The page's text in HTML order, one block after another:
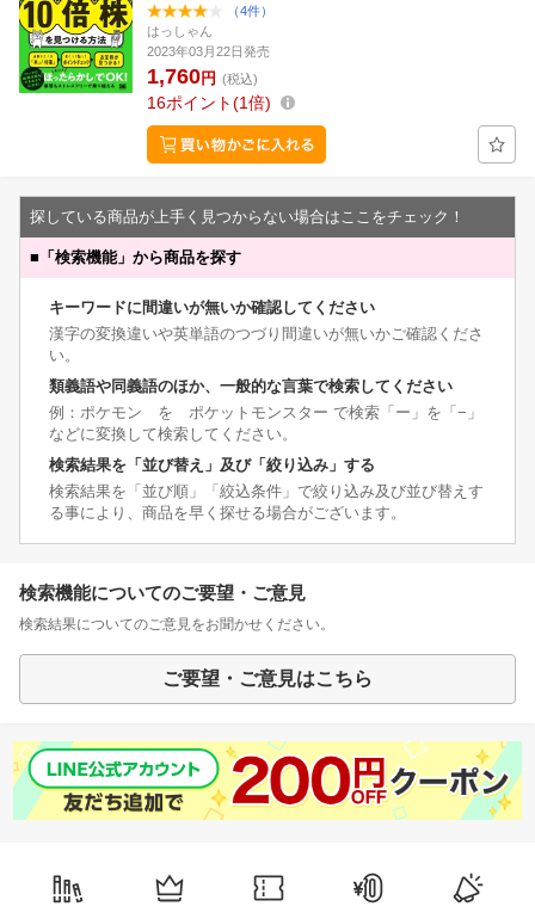
（4件）
はっしゃん
2023年03月22日発売
1,760円 (税込)
16ポイント 1倍
探している商品が上手く見つからない場合はここをチェック！
■ 「検索機能」から商品を探す
キーワードに間違いが無いか確認してください
漢字の変換違いや英単語のつづり間違いが無いかご確認くださ
い。
類義語や同義語のほか、一般的な言葉で検索してください
例：ポケモン を ポケットモンスター で検索「ー」を「−」
などに変換して検索してください。
検索結果を「並び替え」及び「絞り込み」する
検索結果を「並び順」「絞込条件」で絞り込み及び並び替えす
る事により、商品を早く探せる場合がございます。
検索機能についてのご要望・ご意見
検索結果についてのご意見をお聞かせください。
ご要望・ご意見はこちら